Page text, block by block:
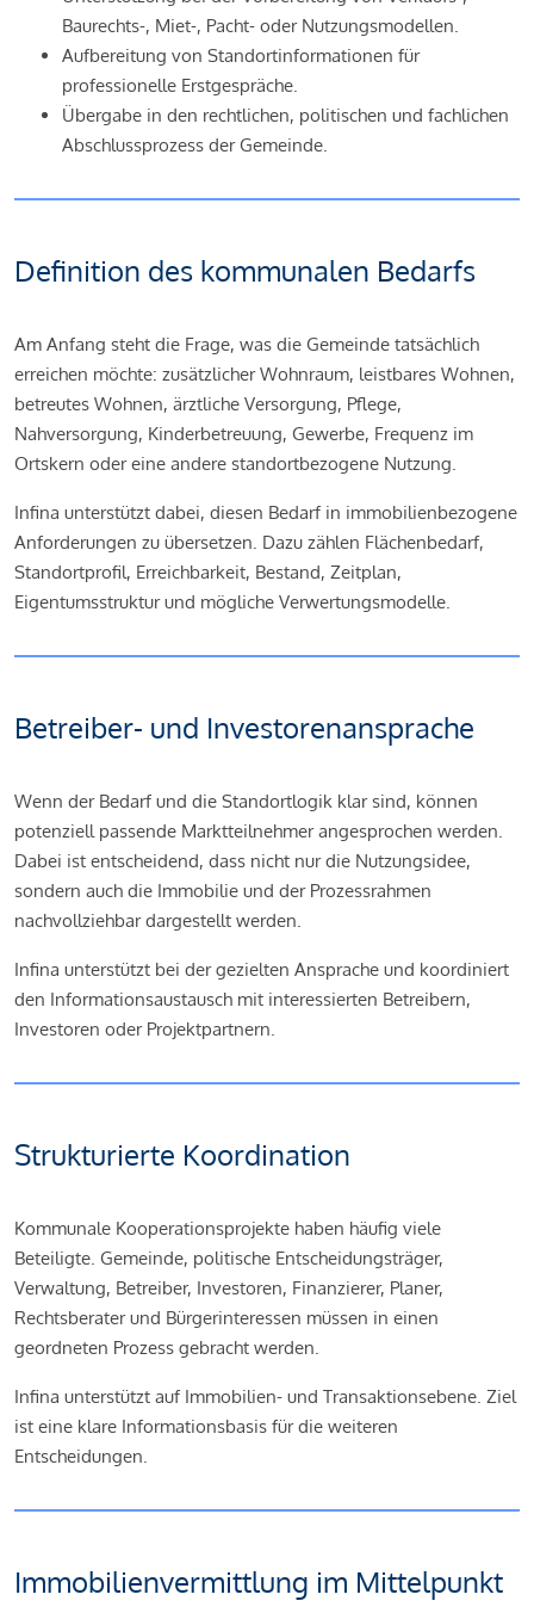
Baurechts-, Miet-, Pacht- oder Nutzungsmodellen.
Aufbereitung von Standortinformationen für
professionelle Erstgespräche.
Übergabe in den rechtlichen, politischen und fachlichen
Abschlussprozess der Gemeinde.
Definition des kommunalen Bedarfs
Am Anfang steht die Frage, was die Gemeinde tatsächlich
erreichen möchte: zusätzlicher Wohnraum, leistbares Wohnen,
betreutes Wohnen, ärztliche Versorgung, Pflege,
Nahversorgung, Kinderbetreuung, Gewerbe, Frequenz im
Ortskern oder eine andere standortbezogene Nutzung.
Infina unterstützt dabei, diesen Bedarf in immobilienbezogene
Anforderungen zu übersetzen. Dazu zählen Flächenbedarf,
Standortprofil, Erreichbarkeit, Bestand, Zeitplan,
Eigentumsstruktur und mögliche Verwertungsmodelle.
Betreiber- und Investorenansprache
Wenn der Bedarf und die Standortlogik klar sind, können
potenziell passende Marktteilnehmer angesprochen werden.
Dabei ist entscheidend, dass nicht nur die Nutzungsidee,
sondern auch die Immobilie und der Prozessrahmen
nachvollziehbar dargestellt werden.
Infina unterstützt bei der gezielten Ansprache und koordiniert
den Informationsaustausch mit interessierten Betreibern,
Investoren oder Projektpartnern.
Strukturierte Koordination
Kommunale Kooperationsprojekte haben häufig viele
Beteiligte. Gemeinde, politische Entscheidungsträger,
Verwaltung, Betreiber, Investoren, Finanzierer, Planer,
Rechtsberater und Bürgerinteressen müssen in einen
geordneten Prozess gebracht werden.
Infina unterstützt auf Immobilien- und Transaktionsebene. Ziel
ist eine klare Informationsbasis für die weiteren
Entscheidungen.
Immobilienvermittlung im Mittelpunkt